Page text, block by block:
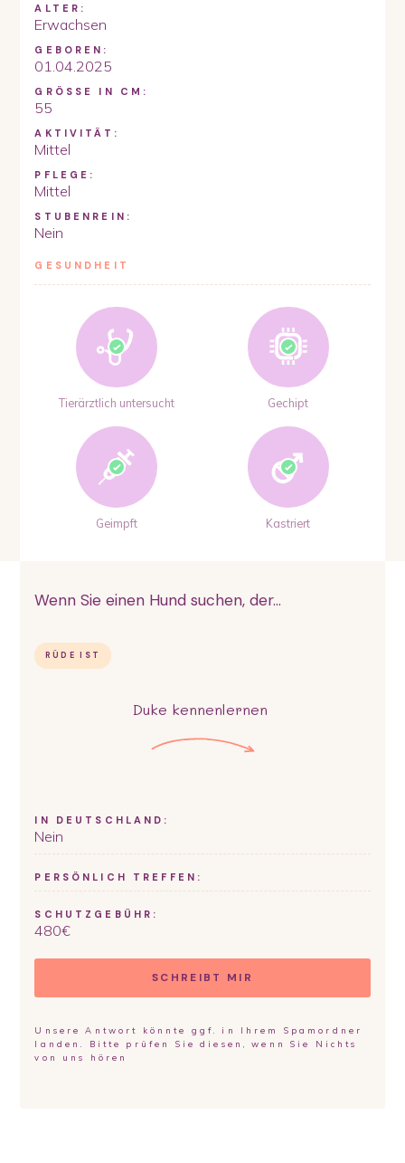
ALTER:
Erwachsen
GEBOREN:
01.04.2025
GRÖSSE IN CM:
55
AKTIVITÄT:
Mittel
PFLEGE:
Mittel
STUBENREIN:
Nein
GESUNDHEIT
Tierärztlich untersucht Gechipt
Geimpft Kastriert
Wenn Sie einen Hund suchen, der...
RÜDE IST
Duke kennenlernen
IN DEUTSCHLAND:
Nein
PERSÖNLICH TREFFEN:
SCHUTZGEBÜHR:
480€
SCHREIBT MIR
Unsere Antwort könnte ggf. in Ihrem Spamordner
landen. Bitte prüfen Sie diesen, wenn Sie Nichts
von uns hören